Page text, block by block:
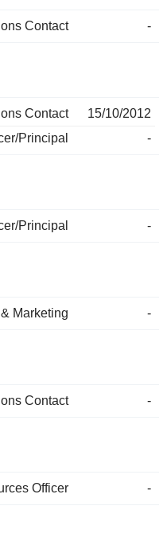
Contact -
Contact
15/10/2012
Principal
-
Principal -
Marketing -
Contact -
Officer -